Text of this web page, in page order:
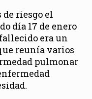
de riesgo el
día 17 de enero
era un
reunía varios
pulmonar